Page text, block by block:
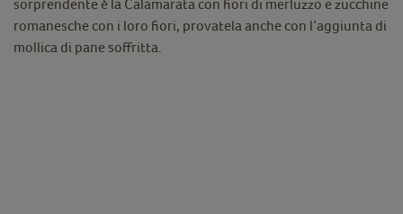
romanesche con i loro fiori, provatela anche con l’aggiunta di
mollica di pane soffritta.